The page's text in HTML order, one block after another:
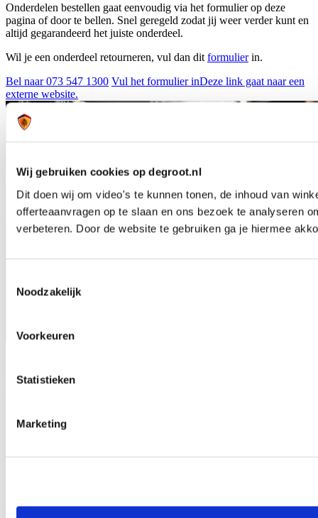
Wij gebruiken cookies op degroot.nl
Dit doen wij om video's te kunnen tonen, de inhoud van
offerteaanvragen op te slaan en ons bezoek te analyseren
verbeteren. Door de website te gebruiken ga je hiermee
Noodzakelijk
Voorkeuren
Statistieken
Marketing
Onderdelen bestellen gaat eenvoudig via het formulier op deze
pagina of door te bellen. Snel geregeld zodat jij weer verder kunt en
altijd gegarandeerd het juiste onderdeel.
Wil je een onderdeel retourneren, vul dan dit formulierin.
Bel naar 073 547 1300 Vul het formulier inDeze link gaat naar een
externe website.
altijd gegarandeerd het juiste onderdeel.
Verkoop en showroom